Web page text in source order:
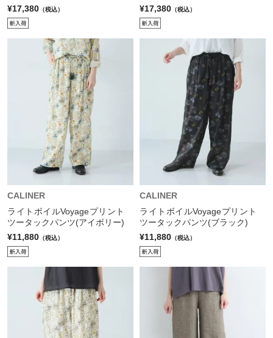
¥17,380 （税込）
¥17,380 （税込）
CALINER
ライトボイルVoyageプリント
ツータックパンツ(アイボリー)
¥11,880 （税込）
CALINER
ライトボイルVoyageプリント
ツータックパンツ(ブラック)
¥11,880 （税込）